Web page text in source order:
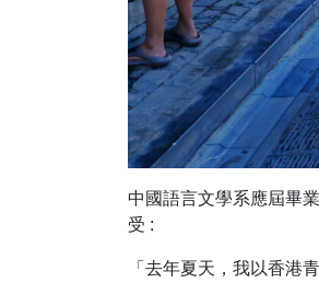
中國語言文學系應屆畢
受 :
「去年夏天，我以香港